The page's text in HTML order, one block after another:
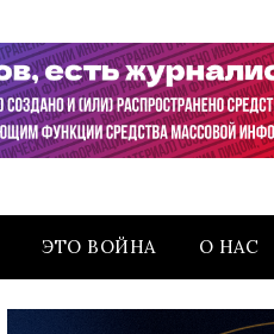
ЭТО ВОЙНА О НАС